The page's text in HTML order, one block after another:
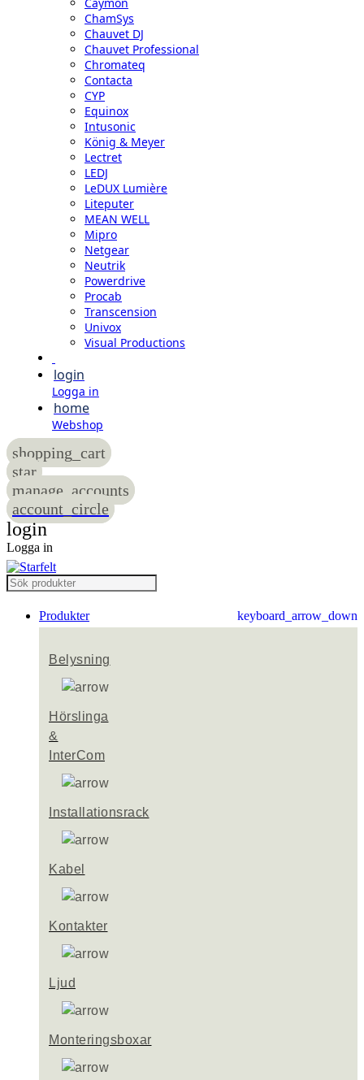
ChamSys
Chauvet DJ
Chauvet Professional
Chromateq
Contacta
CYP
Equinox
Intusonic
König & Meyer
Lectret
LEDJ
LeDUX Lumière
Liteputer
MEAN WELL
Mipro
Netgear
Neutrik
Powerdrive
Procab
Transcension
Univox
Visual Productions
login
Logga in
home
Webshop
shopping_cart
star
manage_accounts
account_circle
login
Logga in
Produkter keyboard_arrow_down
Belysning
Hörslinga
&
InterCom
Installationsrack
Kabel
Kontakter
Ljud
Monteringsboxar